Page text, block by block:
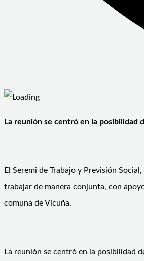
La reunión se centró en la
El Seremi de Trabajo y Previsión
trabajar de manera conjunta, con
comuna de Vicuña.
La reunión se centró en la posibilidad